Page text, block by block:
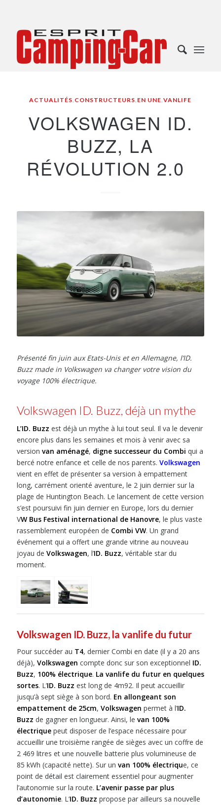
ACTUALITÉS, CONSTRUCTEURS, EN UNE,VANLIFE
VOLKSWAGEN ID.
BUZZ, LA
RÉVOLUTION 2.0
Présenté fin juin aux Etats-Unis et en Allemagne, l’ID.
Buzz made in Volkswagen va changer votre vision du
voyage 100% électrique.
Volkswagen ID. Buzz, déjà un mythe
L’ID. Buzz est déjà un mythe à lui tout seul. Il va le devenir
encore plus dans les semaines et mois à venir avec sa
version van aménagé, digne successeur du Combi qui a
bercé notre enfance et celle de nos parents. Volkswagen
vient en effet de présenter sa version à empattement
long, carrément orienté aventure, le 2 juin dernier sur la
plage de Huntington Beach. Le lancement de cette version
s’est poursuivi fin juin dernier en Europe, lors du dernier
VW Bus Festival international de Hanovre, le plus vaste
rassemblement européen de Combi VW. Un grand
événement qui a offert une grande vitrine au nouveau
joyau de Volkswagen, l’ID. Buzz, véritable star du
moment.
Volkswagen ID. Buzz, la vanlife du futur
Pour succéder au T4, dernier Combi en date (il y a 20 ans
déjà), Volkswagen compte donc sur son exceptionnel ID.
Buzz, 100% électrique. La vanlife du futur en quelques
sortes. L’ID. Buzz est long de 4m92. Il peut accueillir
jusqu’à sept siège à son bord. En allongeant son
empattement de 25cm, Volkswagen permet à l’ID.
Buzz de gagner en longueur. Ainsi, le van 100%
électriquepeut disposer de l’espace nécessaire pour
accueillir une troisième rangée de sièges avec un coffre de
2 469 litres et une nouvelle batterie plus volumineuse de
85 kWh (capacité nette). Sur un van 100% électrique, ce
point de détail est clairement essentiel pour augmenter
l’autonomie sur la route. L’avenir passe par plus
d’autonomie. L’ID. Buzz propose par ailleurs sa nouvelle